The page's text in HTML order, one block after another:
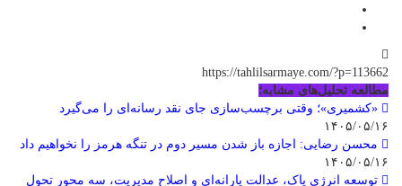
https://tahlilsarmaye.com/?p=113662
مطالعه تحلیل‌های مشابه؛
«کشمیری»؛ وقتی برچسب‌سازی جای نقد رسانه‌ای را می‌گیرد
۱۴۰۵/۰۵/۱۶
محسن رضایی: اجازه باز شدن مسیر دوم در تنگه هرمز را نخواهیم داد
۱۴۰۵/۰۵/۱۶
توسعه انرژی پاک، عدالت یارانه‌ای و اصلاح مدیریت، سه محور تحول